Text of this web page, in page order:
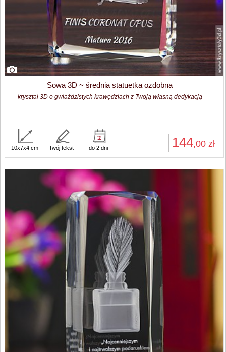
Sowa 3D ~ średnia statuetka ozdobna
kryształ 3D o gwiaździstych krawędziach z Twoją własną dedykacją
144,00 zł
10x7x4 cm Twój tekst do 2 dni